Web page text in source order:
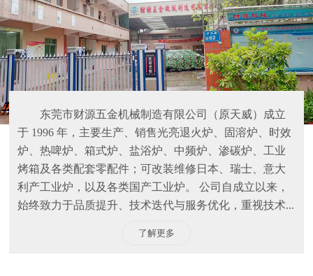
东莞市财源五金机械制造有限公司（原天威）成立
于 1996 年，主要生产、销售光亮退火炉、固溶炉、时效
炉、热啤炉、箱式炉、盐浴炉、中频炉、渗碳炉、工业
烤箱及各类配套零配件；可改装维修日本、瑞士、意大
利产工业炉，以及各类国产工业炉。 公司自成立以来，
始终致力于品质提升、技术迭代与服务优化，重视技术...
了解更多